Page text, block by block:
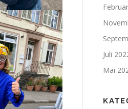
Juli
Mai